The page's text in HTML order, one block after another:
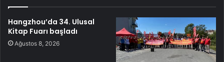
Hangzhou’da 34. Ulusal
Kitap Fuarı başladı
Ağustos 8, 2026